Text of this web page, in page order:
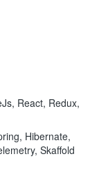
React, Redux,
Hibernate,
Skaffold